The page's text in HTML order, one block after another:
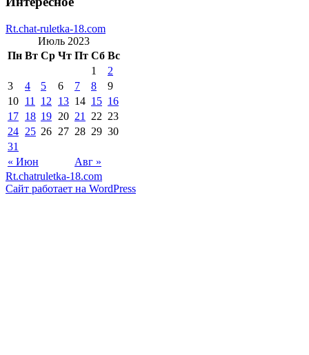
Rt.chat-ruletka-18.com
Июль 2023
Пн Вт Ср Чт Пт Сб Вс
« Июн Авг »
1
2
3
4 5 6 7 8
9
10 11 12 13 14 15 16
17 18 19 20 21 22 23
24 25 26 27 28 29 30
31
Rt.chatruletka-18.com
Сайт работает на WordPress